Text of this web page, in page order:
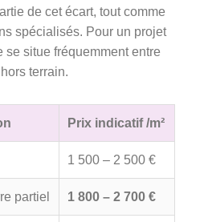
de cet écart, tout comme
spécialisés. Pour un projet
se situe fréquemment entre
terrain.
Prix indicatif /m²
1 500 – 2 500 €
partiel 1 800 – 2 700 €